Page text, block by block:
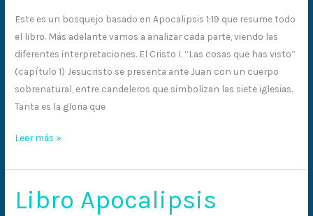
Este es un bosquejo basado en Apocalipsis 1:19 que resume todo
el libro. Más adelante vamos a analizar cada parte, viendo las
diferentes interpretaciones. El Cristo I. “Las cosas que has visto”
(capítulo 1) Jesucristo se presenta ante Juan con un cuerpo
sobrenatural, entre candeleros que simbolizan las siete iglesias.
Tanta es la gloria que
Leer más »
Libro Apocalipsis
Libro
Apocalipsis